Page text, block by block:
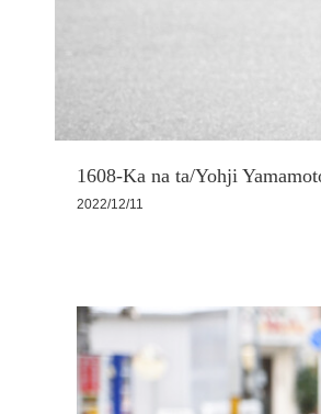
1608-Ka na ta/Yohji
2022/12/11